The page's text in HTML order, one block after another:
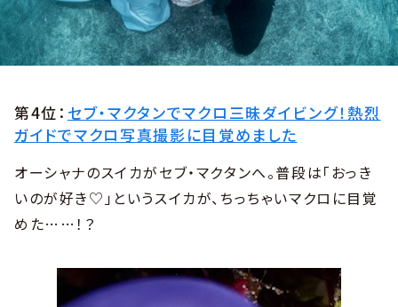
第4位： セブ・マクタンでマクロ三昧ダイビング！熱烈
ガイドでマクロ写真撮影に目覚めました
オーシャナのスイカがセブ・マクタンへ。普段は「おっき
いのが好き♡」というスイカが、ちっちゃいマクロに目覚
めた……！？